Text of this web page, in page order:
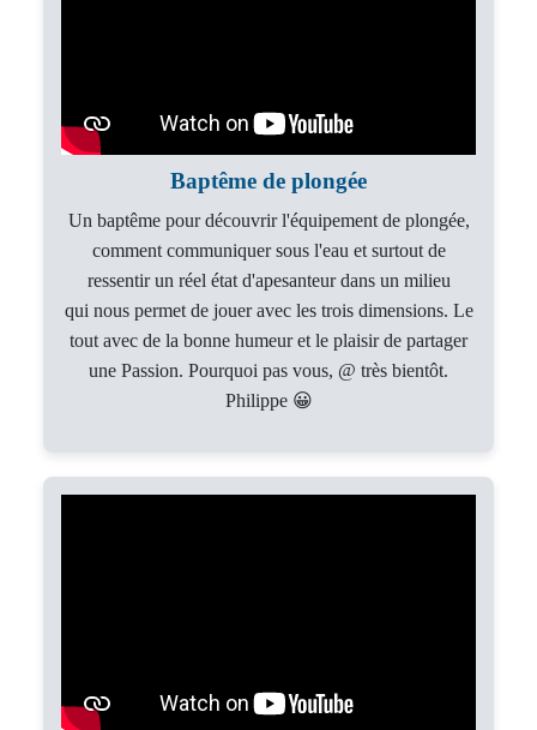
Baptême de plongée
Un baptême pour découvrir l'équipement de plongée,
comment communiquer sous l'eau et surtout de
ressentir un réel état d'apesanteur dans un milieu
qui nous permet de jouer avec les trois dimensions. Le
tout avec de la bonne humeur et le plaisir de partager
une Passion. Pourquoi pas vous, @ très bientôt.
Philippe 😀